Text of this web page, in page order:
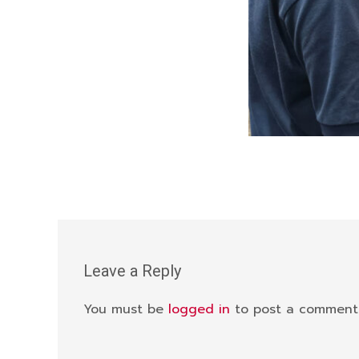
Leave a Reply
You must be logged in to post a